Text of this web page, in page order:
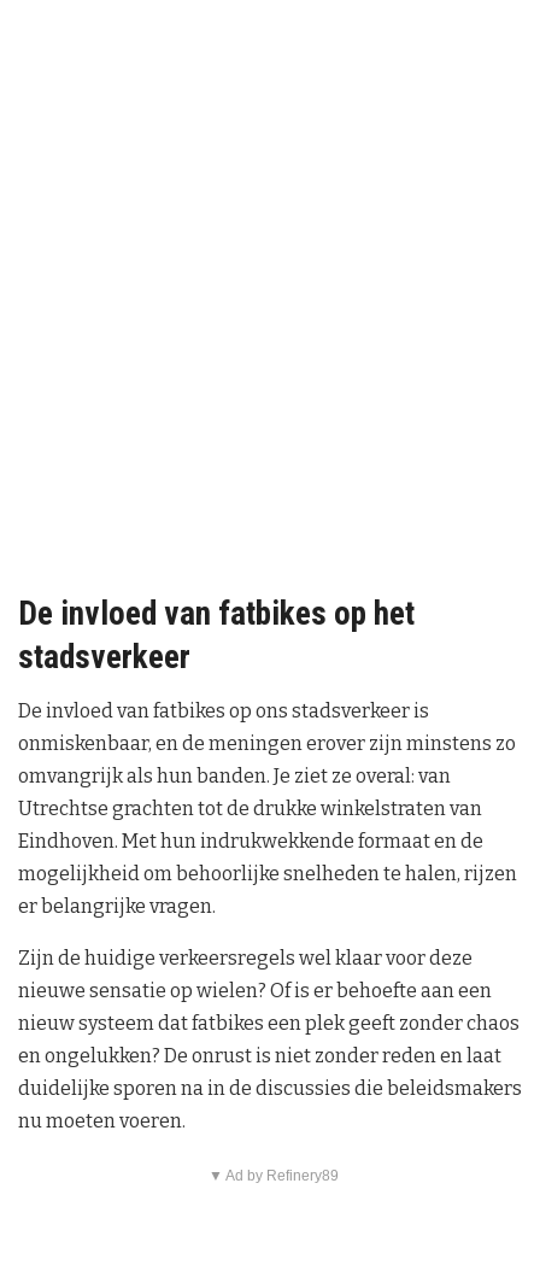
De invloed van fatbikes op het
stadsverkeer
De invloed van fatbikes op ons stadsverkeer is
onmiskenbaar, en de meningen erover zijn minstens zo
omvangrijk als hun banden. Je ziet ze overal: van
Utrechtse grachten tot de drukke winkelstraten van
Eindhoven. Met hun indrukwekkende formaat en de
mogelijkheid om behoorlijke snelheden te halen, rijzen
er belangrijke vragen.
Zijn de huidige verkeersregels wel klaar voor deze
nieuwe sensatie op wielen? Of is er behoefte aan een
nieuw systeem dat fatbikes een plek geeft zonder chaos
en ongelukken? De onrust is niet zonder reden en laat
duidelijke sporen na in de discussies die beleidsmakers
nu moeten voeren.
▼ Ad by Refinery89